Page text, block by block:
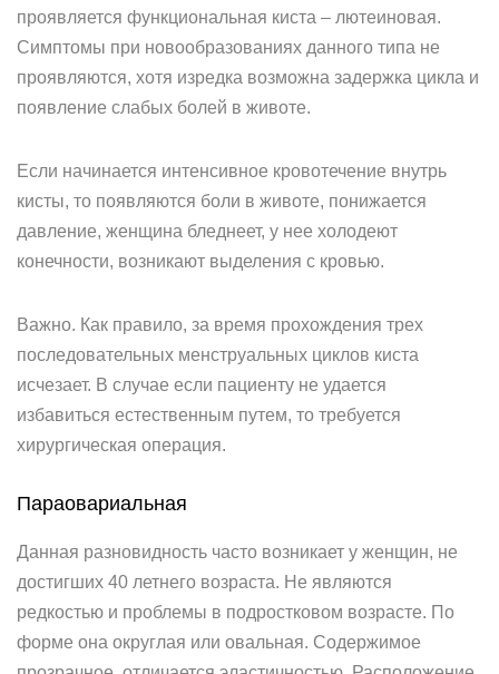
проявляется функциональная киста – лютеиновая.
Симптомы при новообразованиях данного типа не
проявляются, хотя изредка возможна задержка цикла и
появление слабых болей в животе.
Если начинается интенсивное кровотечение внутрь
кисты, то появляются боли в животе, понижается
давление, женщина бледнеет, у нее холодеют
конечности, возникают выделения с кровью.
Важно. Как правило, за время прохождения трех
последовательных менструальных циклов киста
исчезает. В случае если пациенту не удается
избавиться естественным путем, то требуется
хирургическая операция.
Параовариальная
Данная разновидность часто возникает у женщин, не
достигших 40 летнего возраста. Не являются
редкостью и проблемы в подростковом возрасте. По
форме она округлая или овальная. Содержимое